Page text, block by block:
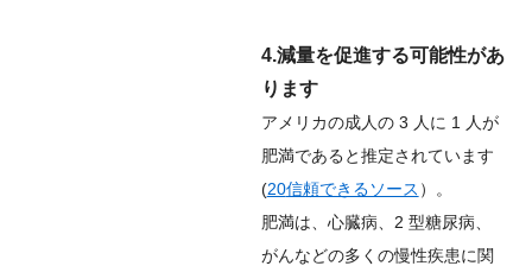
4.減量を促進する可能性があ
ります
アメリカの成人の 3 人に 1 人が
肥満であると推定されています
(20信頼できるソース ）。
肥満は、心臓病、2 型糖尿病、
がんなどの多くの慢性疾患に関